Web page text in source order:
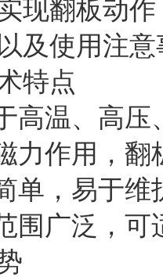
现翻板动
及使用注
特点
温、高压
作用，翻
，易于维
广泛，可